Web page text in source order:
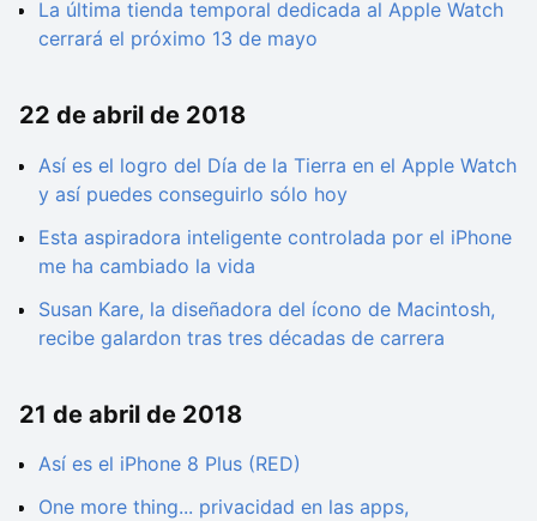
La última tienda temporal dedicada al Apple Watch
cerrará el próximo 13 de mayo
22 de abril de 2018
Así es el logro del Día de la Tierra en el Apple Watch
y así puedes conseguirlo sólo hoy
Esta aspiradora inteligente controlada por el iPhone
me ha cambiado la vida
Susan Kare, la diseñadora del ícono de Macintosh,
recibe galardon tras tres décadas de carrera
21 de abril de 2018
Así es el iPhone 8 Plus (RED)
One more thing... privacidad en las apps,